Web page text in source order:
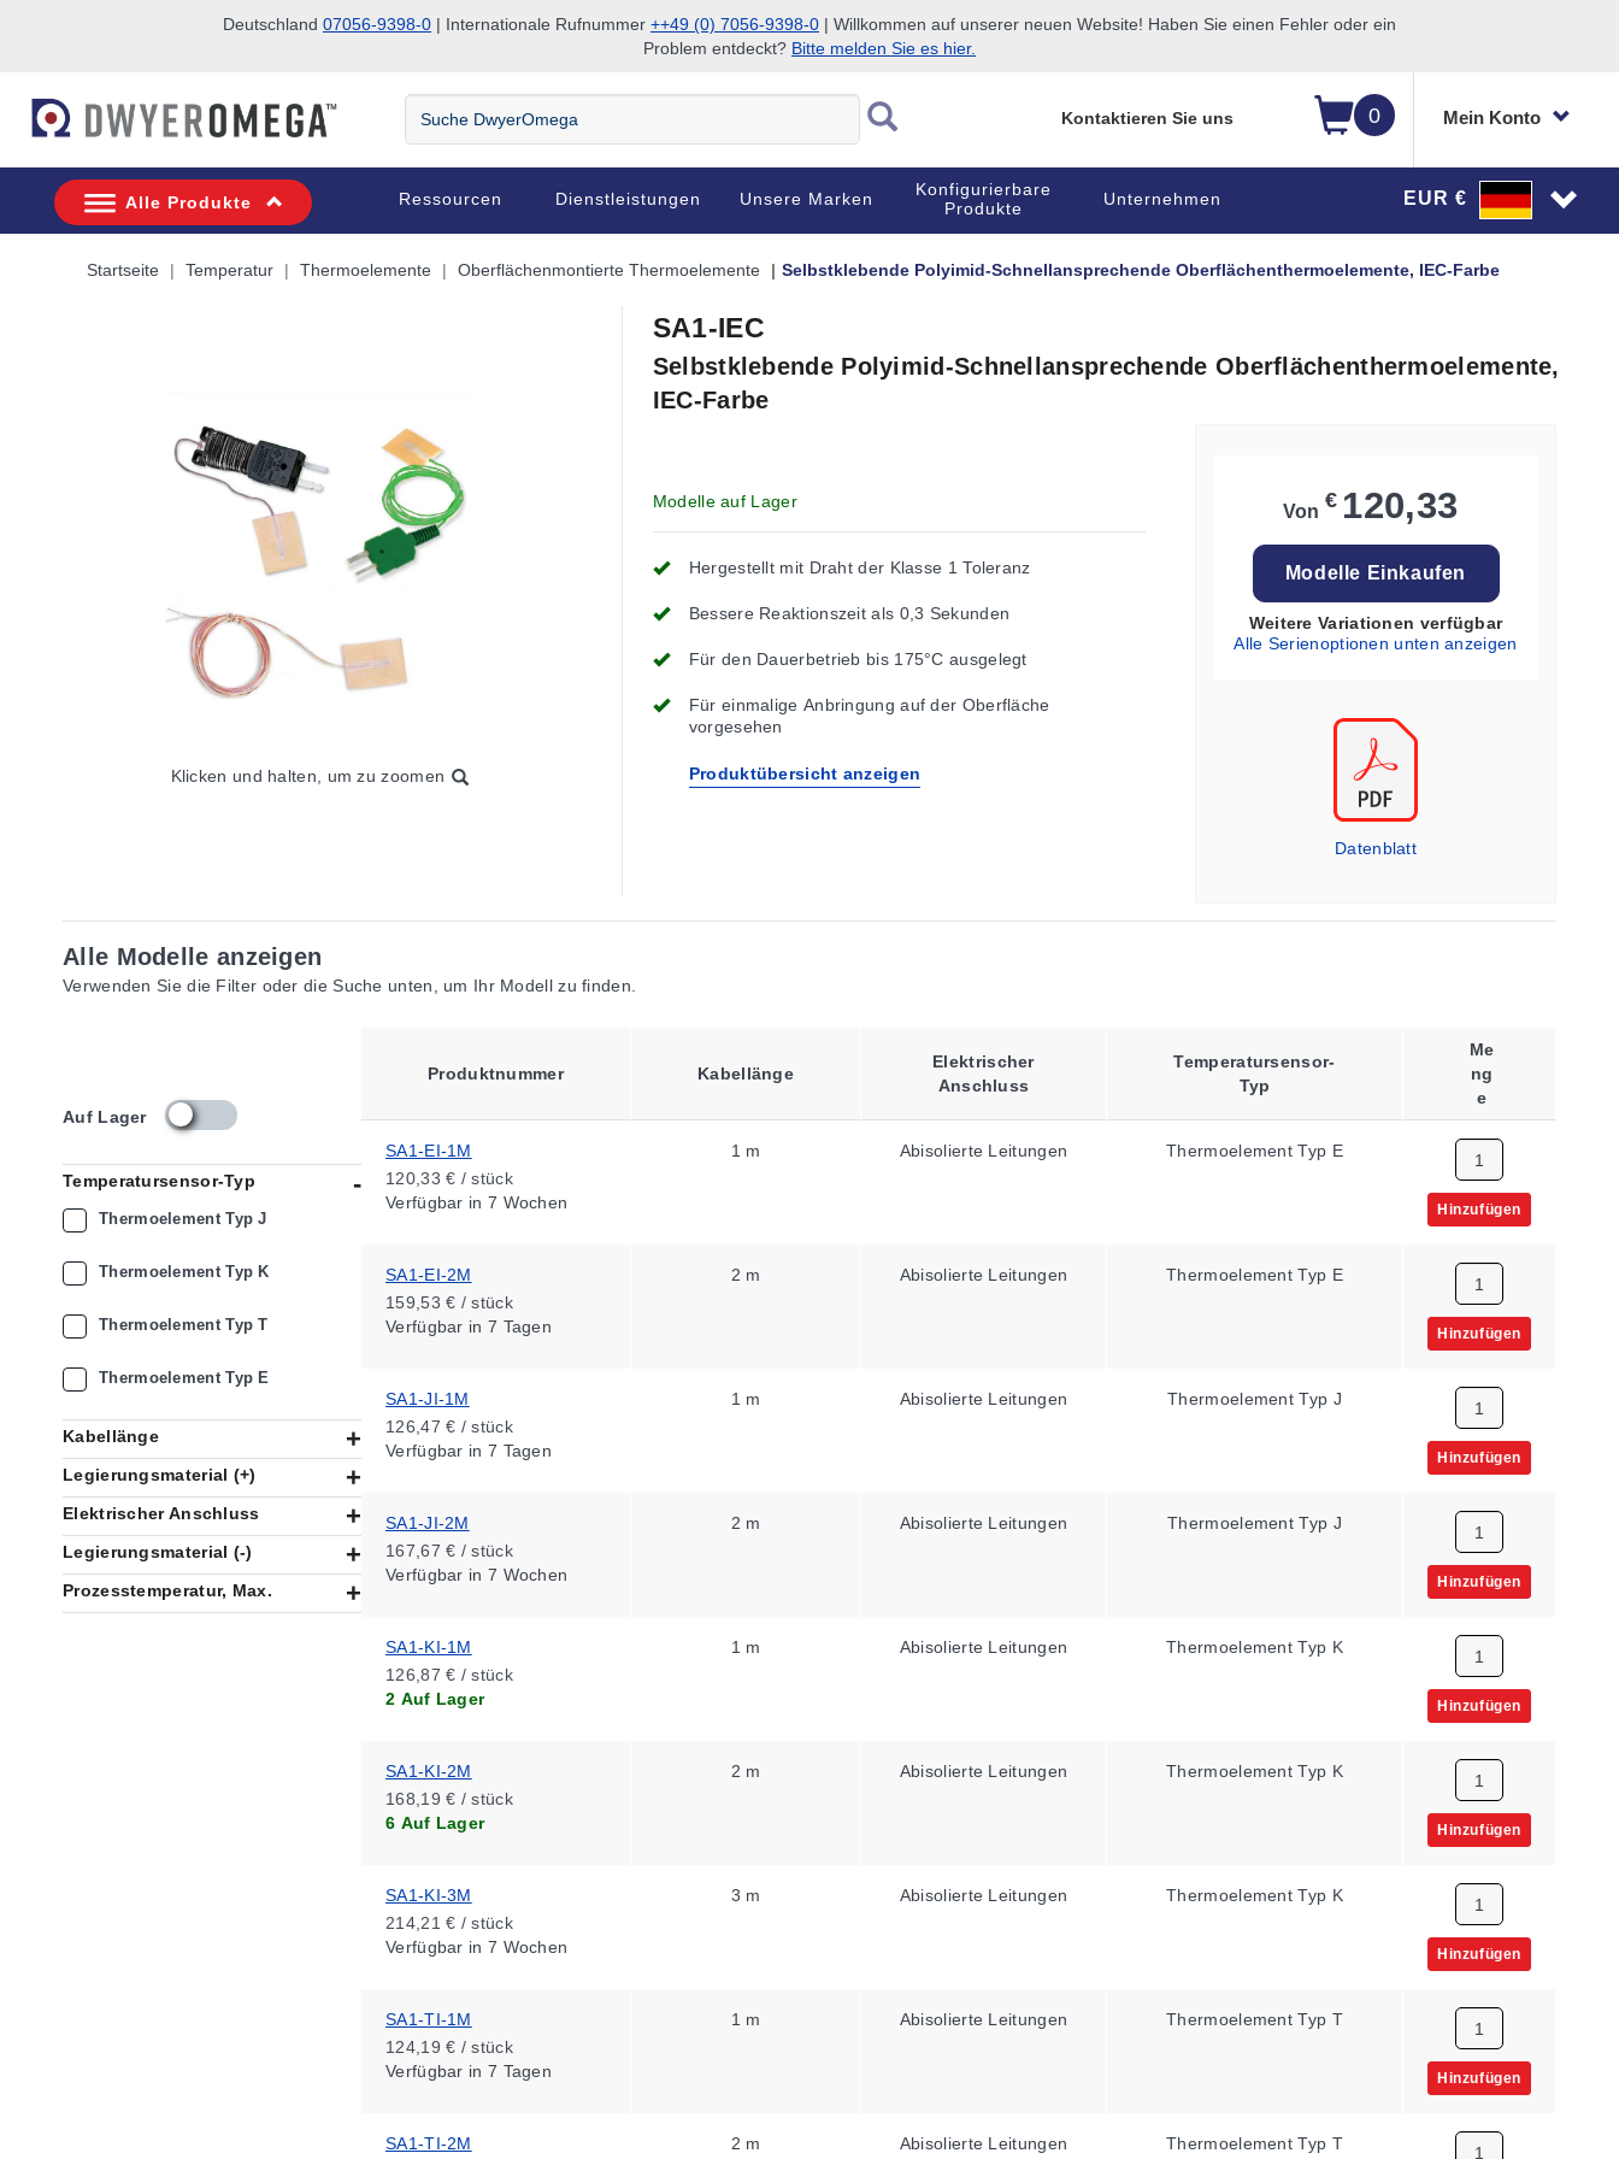
Deutschland 07056-9398-0 | Internationale Rufnummer ++49 (0) 7056-9398-0 | Willkommen auf unserer neuen Website! Haben Sie einen Fehler oder ein
Problem entdeckt? Bitte melden Sie es hier.
0 Mein Konto
Suche
DwyerOmega
Kontaktieren Sie uns
Alle Produkte Ressourcen Dienstleistungen Unsere Marken
Konfigurierbare
Produkte
Unternehmen EUR €
Startseite Temperatur Thermoelemente Oberflächenmontierte Thermoelemente Selbstklebende Polyimid-Schnellansprechende Oberflächenthermoelemente, IEC-Farbe
Klicken und halten, um zu zoomen
SA1-IEC
Selbstklebende Polyimid-Schnellansprechende Oberflächenthermoelemente,
IEC-Farbe
Modelle auf Lager
Hergestellt mit Draht der Klasse 1 Toleranz
Bessere Reaktionszeit als 0,3 Sekunden
Für den Dauerbetrieb bis 175°C ausgelegt
Für einmalige Anbringung auf der Oberfläche
vorgesehen
Produktübersicht anzeigen
Von € 120,33
Modelle Einkaufen
Weitere Variationen verfügbar
Alle Serienoptionen unten anzeigen
Datenblatt
Alle Modelle anzeigen
Verwenden Sie die Filter oder die Suche unten, um Ihr Modell zu finden.
Auf Lager
_
i
a
i
i
y
_
d
e
Temperatursensor-Typ
Thermoelement Typ J
Thermoelement Typ K
Thermoelement Typ T
Thermoelement Typ E
Kabellänge
Legierungsmaterial (+)
Elektrischer Anschluss
Legierungsmaterial (-)
Prozesstemperatur, Max.
Produktnummer Kabellänge
Elektrischer
Anschluss
Temperatursensor-
Typ
Me
Ng
E
SA1-EI-1M
120,33 € / stück
Verfügbar in 7 Wochen
1 m Abisolierte Leitungen Thermoelement Typ E
Hinzufügen
SA1-EI-2M
159,53 € / stück
Verfügbar in 7 Tagen
2 m Abisolierte Leitungen Thermoelement Typ E
Hinzufügen
SA1-JI-1M
126,47 € / stück
Verfügbar in 7 Tagen
1 m Abisolierte Leitungen Thermoelement Typ J
Hinzufügen
SA1-JI-2M
167,67 € / stück
Verfügbar in 7 Wochen
2 m Abisolierte Leitungen Thermoelement Typ J
Hinzufügen
SA1-KI-1M
126,87 € / stück
2 Auf Lager
1 m Abisolierte Leitungen Thermoelement Typ K
Hinzufügen
SA1-KI-2M
168,19 € / stück
6 Auf Lager
2 m Abisolierte Leitungen Thermoelement Typ K
Hinzufügen
SA1-KI-3M
214,21 € / stück
Verfügbar in 7 Wochen
3 m Abisolierte Leitungen Thermoelement Typ K
Hinzufügen
SA1-TI-1M
124,19 € / stück
Verfügbar in 7 Tagen
1 m Abisolierte Leitungen Thermoelement Typ T
Hinzufügen
SA1-TI-2M
2 m Abisolierte Leitungen Thermoelement Typ T